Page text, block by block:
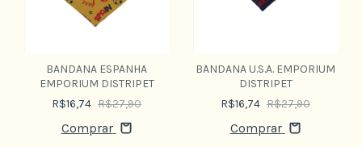
BANDANA ESPANHA
EMPORIUM DISTRIPET
R$16,74 R$27,90
Comprar
BANDANA U.S.A. EMPORIUM
DISTRIPET
R$16,74 R$27,90
Comprar